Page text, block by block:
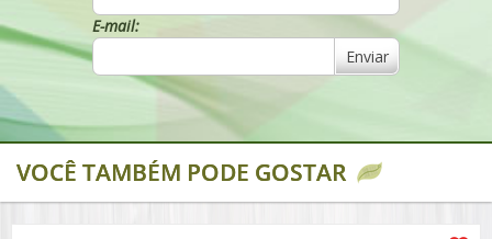
E-mail:
Enviar
VOCÊ TAMBÉM PODE GOSTAR